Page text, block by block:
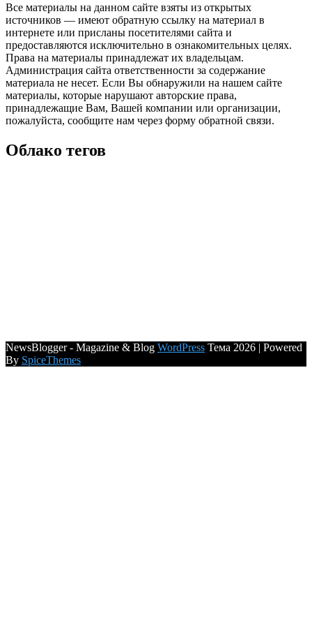
Все материалы на данном сайте взяты из открытых
источников — имеют обратную ссылку на материал в
интернете или присланы посетителями сайта и
предоставляются исключительно в ознакомительных целях.
Права на материалы принадлежат их владельцам.
Администрация сайта ответственности за содержание
материала не несет. Если Вы обнаружили на нашем сайте
материалы, которые нарушают авторские права,
принадлежащие Вам, Вашей компании или организации,
пожалуйста, сообщите нам через форму обратной связи.
Облако тегов
NewsBlogger - Magazine & Blog WordPress Тема 2026 | Powered
By SpiceThemes